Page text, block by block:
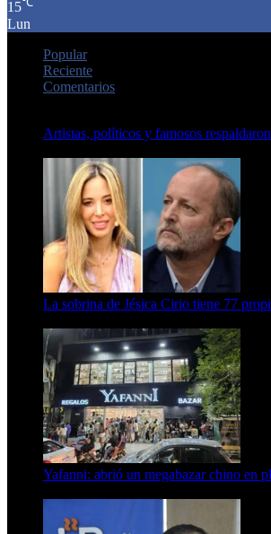
15
Lun
Popular
Reciente
Comentarios
Artistas, políticos y famosos
La sobrina de Jésica Cirio tiene 77
Yafanni: abrió un megabazar chino en